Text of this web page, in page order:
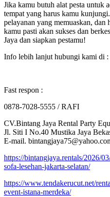
Jika kamu butuh alat pesta untuk
tempat yang harus kamu
pelayanan yang memuaskan, dan
kamu pasti akan sukses dan
Jaya dan siapkan pestamu!
Info lebih lanjut hubungi kami di :
Fast respon :
0878-7028-5555 / RAFI
CV.Bintang Jaya Rental Party
Jl. Siti I No.40 Mustika Jaya
E-mail.
https://bintangjaya.rentals/2026/
sofa-lesehan-jakarta-selatan/
https://www.tendakerucut.net/
event-istana-merdeka/